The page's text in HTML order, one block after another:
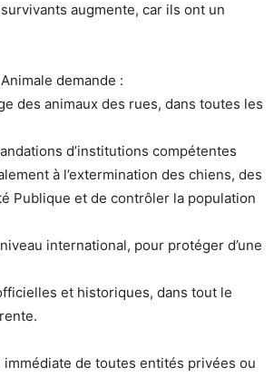
augmente, car ils ont un
demande :
des animaux des rues, dans toutes les
d’institutions compétentes
à l’extermination des chiens, des
Publique et de contrôler la population
international, pour protéger d’une
et historiques, dans tout le
de toutes entités privées ou